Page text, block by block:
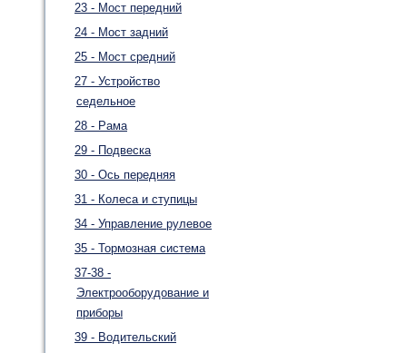
23 - Мост передний
24 - Мост задний
25 - Мост средний
27 - Устройство
седельное
28 - Рама
29 - Подвеска
30 - Ось передняя
31 - Колеса и ступицы
34 - Управление рулевое
35 - Тормозная система
37-38 -
Электрооборудование и
приборы
39 - Водительский